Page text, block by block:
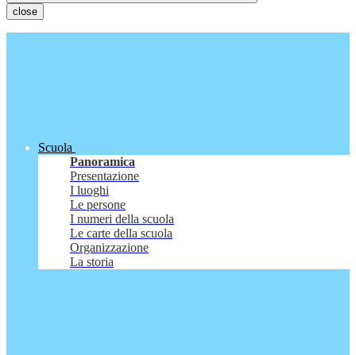
close
Scuola
Panoramica
Presentazione
I luoghi
Le persone
I numeri della scuola
Le carte della scuola
Organizzazione
La storia